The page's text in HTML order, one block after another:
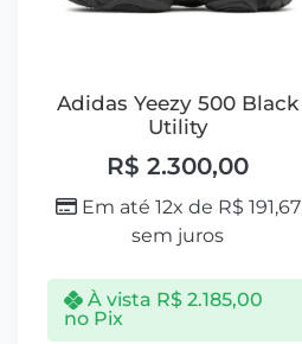
Adidas Yeezy 500 Black
Utility
R$ 2.300,00
Em até 12x de R$ 191,67
sem juros
À vista R$2.185,00
no Pix